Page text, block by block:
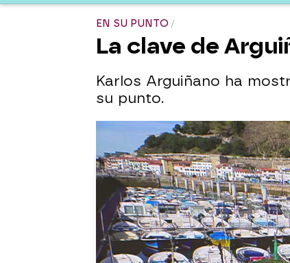
EN SU PUNTO
La clave de
Karlos Arguiñano ha
su punto.
Karlos Arguiñano